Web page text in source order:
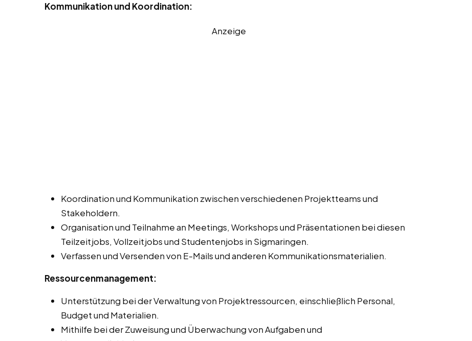
Kommunikation und Koordination:
Anzeige
Koordination und Kommunikation zwischen verschiedenen Projektteams und
Stakeholdern.
Organisation und Teilnahme an Meetings, Workshops und Präsentationen bei diesen
Teilzeitjobs, Vollzeitjobs und Studentenjobs in Sigmaringen.
Verfassen und Versenden von E-Mails und anderen Kommunikationsmaterialien.
Ressourcenmanagement:
Unterstützung bei der Verwaltung von Projektressourcen, einschließlich Personal,
Budget und Materialien.
Mithilfe bei der Zuweisung und Überwachung von Aufgaben und